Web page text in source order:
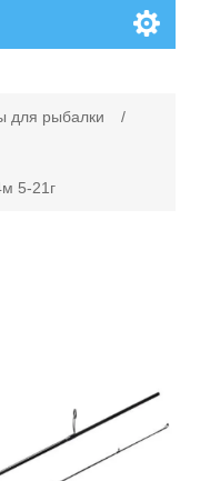
для рыбалки
/
5-21г